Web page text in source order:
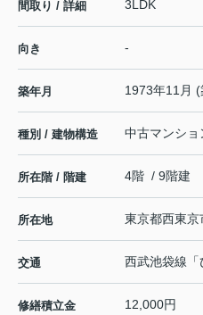
間取り / 詳細 3LDK
向き -
築年月 1973年11月 (
種別 / 建物構造 中古マンシ
所在階 / 階建 4階 / 9階建
所在地 東京都西東京
交通 西武池袋線 「
修繕積立金 12,000円